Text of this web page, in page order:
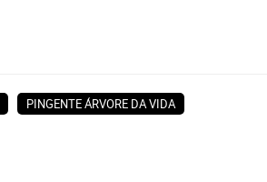
PINGENTE ÁRVORE DA VIDA